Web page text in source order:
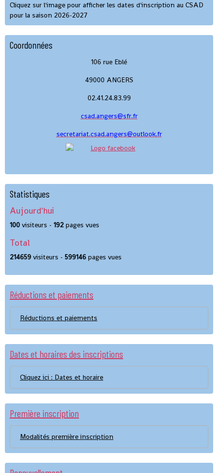
Cliquez sur l'image pour afficher les dates d'inscription au CSAD
pour la saison 2026-2027
Coordonnées
106 rue Eblé
49000 ANGERS
02.41.24.83.99
csad.angers@sfr.fr
secretariat.csad.angers@outlook.fr
Statistiques
Aujourd'hui
100 visiteurs - 192 pages vues
Total
214659 visiteurs - 599146 pages vues
Réductions et paiements
Réductions et paiements
Dates et horaires des inscriptions
Cliquez ici : Dates et horaire
Première inscription
Modalités première inscription